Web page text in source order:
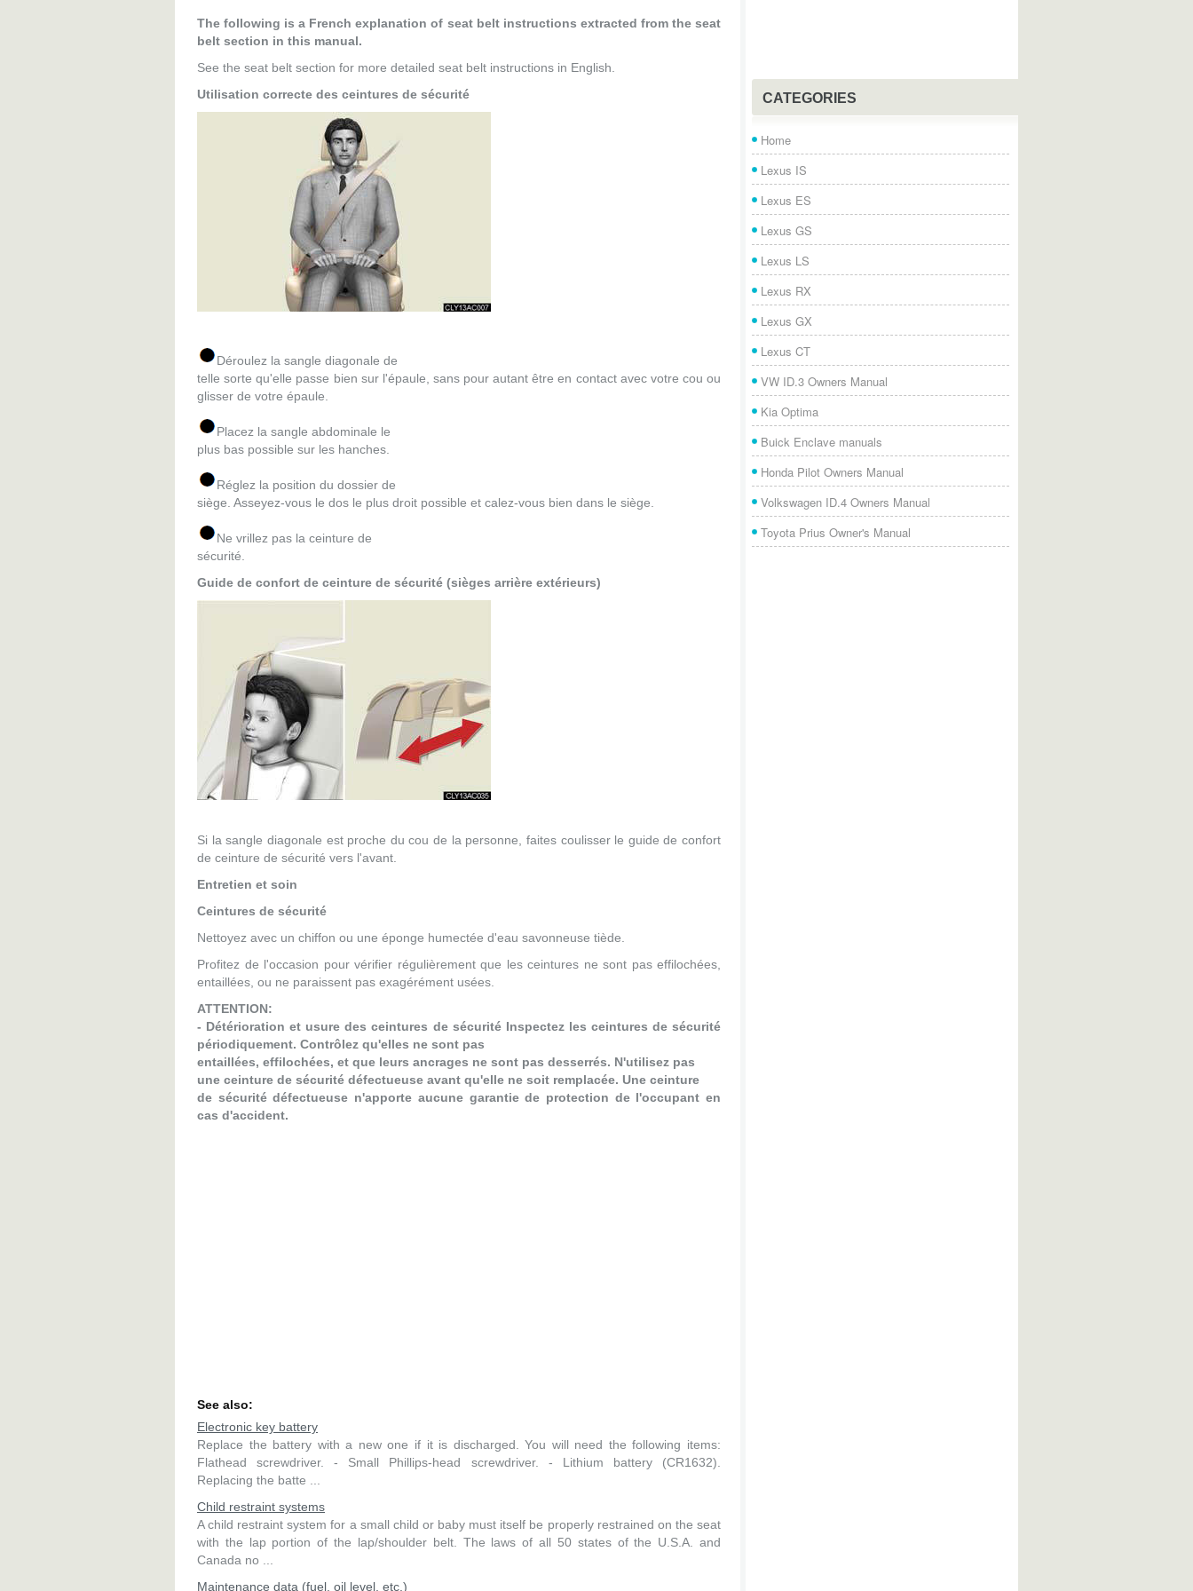
The following is a French explanation of seat belt instructions extracted from the seat
belt section in this manual.
See the seat belt section for more detailed seat belt instructions in English.
Utilisation correcte des ceintures de sécurité
Déroulez la sangle diagonale de
telle sorte qu'elle passe bien sur l'épaule, sans pour autant être en contact avec votre cou ou
glisser de votre épaule.
Placez la sangle abdominale le
plus bas possible sur les hanches.
Réglez la position du dossier de
siège. Asseyez-vous le dos le plus droit possible et calez-vous bien dans le siège.
Ne vrillez pas la ceinture de
sécurité.
Guide de confort de ceinture de sécurité (sièges arrière extérieurs)
Si la sangle diagonale est proche du cou de la personne, faites coulisser le guide de confort
de ceinture de sécurité vers l'avant.
Entretien et soin
Ceintures de sécurité
Nettoyez avec un chiffon ou une éponge humectée d'eau savonneuse tiède.
Profitez de l'occasion pour vérifier régulièrement que les ceintures ne sont pas effilochées,
entaillées, ou ne paraissent pas exagérément usées.
ATTENTION:
- Détérioration et usure des ceintures de sécurité Inspectez les ceintures de sécurité
périodiquement. Contrôlez qu'elles ne sont pas
entaillées, effilochées, et que leurs ancrages ne sont pas desserrés. N'utilisez pas
une ceinture de sécurité défectueuse avant qu'elle ne soit remplacée. Une ceinture
de sécurité défectueuse n'apporte aucune garantie de protection de l'occupant en
cas d'accident.
See also:
Electronic key battery
Replace the battery with a new one if it is discharged. You will need the following items:
Flathead screwdriver. - Small Phillips-head screwdriver. - Lithium battery (CR1632).
Replacing the batte ...
Child restraint systems
A child restraint system for a small child or baby must itself be properly restrained on the seat
with the lap portion of the lap/shoulder belt. The laws of all 50 states of the U.S.A. and
Canada no ...
Maintenance data (fuel, oil level, etc.)
CATEGORIES
Home
Lexus IS
Lexus ES
Lexus GS
Lexus LS
Lexus RX
Lexus GX
Lexus CT
VW ID.3 Owners Manual
Kia Optima
Buick Enclave manuals
Honda Pilot Owners Manual
Volkswagen ID.4 Owners Manual
Toyota Prius Owner's Manual